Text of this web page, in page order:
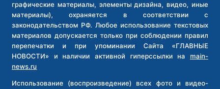
графические материалы, элементы дизайна, видео, иные
материалы), охраняется в соответствии с
законодательством РФ. Любое использование текстовых
материалов допускается только при соблюдении правил
перепечатки и при упоминании Сайта «ГЛАВНЫЕ
НОВОСТИ» и наличии активной гиперссылки на main-
news.ru
Использование (воспроизведение) всех фото и видео-